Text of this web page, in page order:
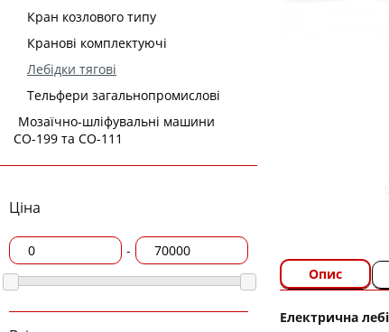
Кран козлового типу
Кранові комплектуючі
Лебідки тягові
Тельфери загальнопромислові
Мозаїчно-шліфувальні машини
СО-199 та СО-111
Ціна
-
Опис
Електрична